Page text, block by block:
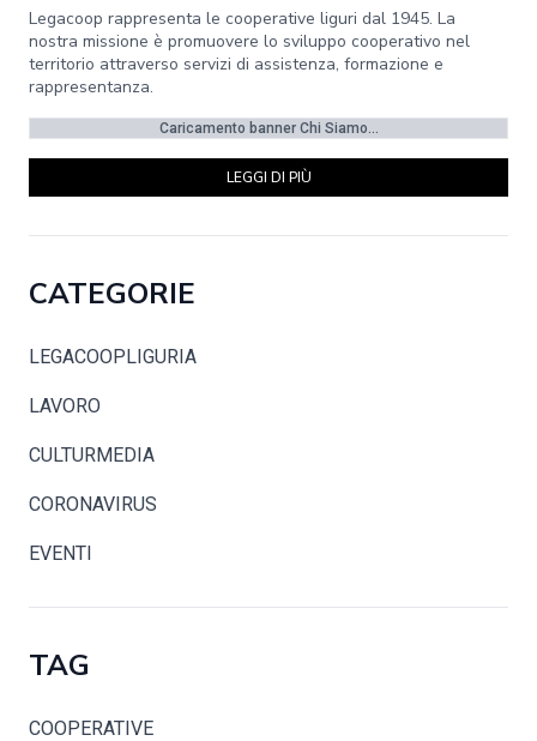
Legacoop rappresenta le cooperative liguri dal 1945. La
nostra missione è promuovere lo sviluppo cooperativo nel
territorio attraverso servizi di assistenza, formazione e
rappresentanza.
Caricamento banner Chi Siamo...
LEGGI DI PIÙ
CATEGORIE
LEGACOOPLIGURIA
LAVORO
CULTURMEDIA
CORONAVIRUS
EVENTI
TAG
COOPERATIVE